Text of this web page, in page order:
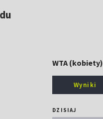
WTA (kobiety)
Wyniki
DZISIAJ